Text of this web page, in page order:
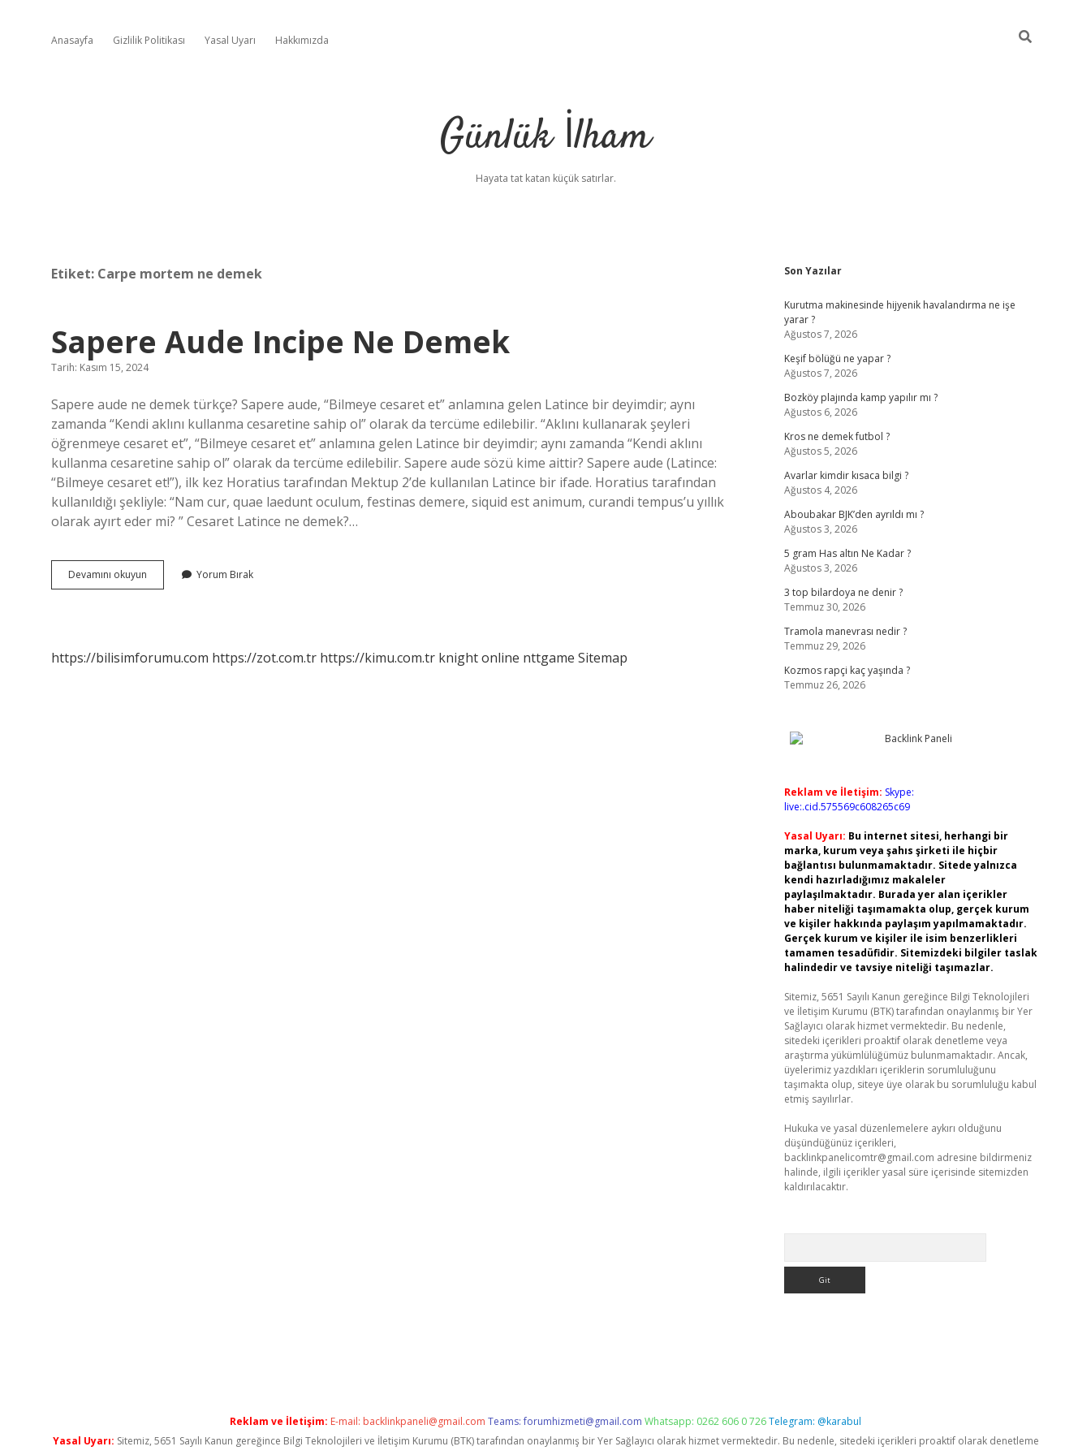
Anasayfa Gizlilik Politikası Yasal Uyarı Hakkımızda
Günlük İlham
Hayata tat katan küçük satırlar.
Etiket: Carpe mortem ne demek
Sapere Aude Incipe Ne Demek
Tarih: Kasım 15, 2024
Sapere aude ne demek türkçe? Sapere aude, “Bilmeye cesaret et” anlamına gelen Latince bir deyimdir; aynı
zamanda “Kendi aklını kullanma cesaretine sahip ol” olarak da tercüme edilebilir. “Aklını kullanarak şeyleri
öğrenmeye cesaret et”, “Bilmeye cesaret et” anlamına gelen Latince bir deyimdir; aynı zamanda “Kendi aklını
kullanma cesaretine sahip ol” olarak da tercüme edilebilir. Sapere aude sözü kime aittir? Sapere aude (Latince:
“Bilmeye cesaret et!”), ilk kez Horatius tarafından Mektup 2’de kullanılan Latince bir ifade. Horatius tarafından
kullanıldığı şekliyle: “Nam cur, quae laedunt oculum, festinas demere, siquid est animum, curandi tempus’u yıllık
olarak ayırt eder mi? ” Cesaret Latince ne demek?…
Devamını okuyun
Aude
Yorum Bırak
https://bilisimforumu.com https://zot.com.tr https://kimu.com.tr knight online nttgame Sitemap
Sidebar
Son Yazılar
Kurutma makinesinde hijyenik havalandırma ne işe
yarar ?
Ağustos 7, 2026
Keşif bölüğü ne yapar ?
Ağustos 7, 2026
Bozköy plajında kamp yapılır mı ?
Ağustos 6, 2026
Kros ne demek futbol ?
Ağustos 5, 2026
Avarlar kimdir kısaca bilgi ?
Ağustos 4, 2026
Aboubakar BJK’den ayrıldı mı ?
Ağustos 3, 2026
5 gram Has altın Ne Kadar ?
Ağustos 3, 2026
3 top bilardoya ne denir ?
Temmuz 30, 2026
Tramola manevrası nedir ?
Temmuz 29, 2026
Kozmos rapçi kaç yaşında ?
Temmuz 26, 2026
Reklam ve İletişim: Skype:
live:.cid.575569c608265c69
Yasal Uyarı: Bu internet sitesi, herhangi bir
marka, kurum veya şahıs şirketi ile hiçbir
bağlantısı bulunmamaktadır. Sitede yalnızca
kendi hazırladığımız makaleler
paylaşılmaktadır. Burada yer alan içerikler
haber niteliği taşımamakta olup, gerçek kurum
ve kişiler hakkında paylaşım yapılmamaktadır.
Gerçek kurum ve kişiler ile isim benzerlikleri
tamamen tesadüfidir. Sitemizdeki bilgiler taslak
halindedir ve tavsiye niteliği taşımazlar.
Sitemiz, 5651 Sayılı Kanun gereğince Bilgi Teknolojileri
ve İletişim Kurumu (BTK) tarafından onaylanmış bir Yer
Sağlayıcı olarak hizmet vermektedir. Bu nedenle,
sitedeki içerikleri proaktif olarak denetleme veya
araştırma yükümlülüğümüz bulunmamaktadır. Ancak,
üyelerimiz yazdıkları içeriklerin sorumluluğunu
taşımakta olup, siteye üye olarak bu sorumluluğu kabul
etmiş sayılırlar.
Hukuka ve yasal düzenlemelere aykırı olduğunu
düşündüğünüz içerikleri,
backlinkpanelicomtr@gmail.com adresine bildirmeniz
halinde, ilgili içerikler yasal süre içerisinde sitemizden
kaldırılacaktır.
Reklam ve İletişim: E-mail: backlinkpaneli@gmail.com Teams:forumhizmeti@gmail.com Whatsapp: 0262 606 0 726Telegram: @karabul
Yasal Uyarı: Sitemiz, 5651 Sayılı Kanun gereğince Bilgi Teknolojileri ve İletişim Kurumu (BTK) tarafından onaylanmış bir Yer Sağlayıcı olarak hizmet vermektedir. Bu nedenle, sitedeki içerikleri proaktif olarak denetleme